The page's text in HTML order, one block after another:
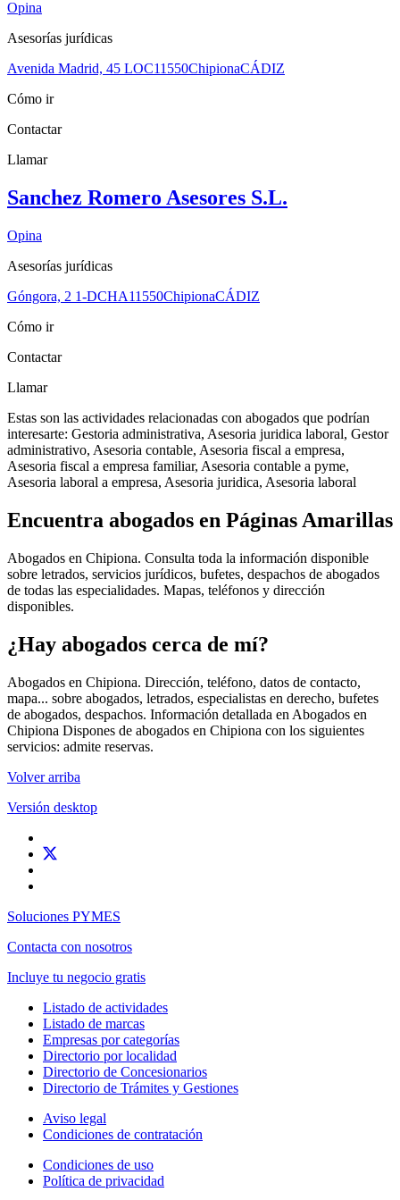
Opina
Asesorías jurídicas
Avenida Madrid, 45 LOC11550ChipionaCÁDIZ
Cómo ir
Contactar
Llamar
Sanchez Romero Asesores S.L.
Opina
Asesorías jurídicas
Góngora, 2 1-DCHA11550ChipionaCÁDIZ
Cómo ir
Contactar
Llamar
Estas son las actividades relacionadas con abogados que podrían
interesarte: Gestoria administrativa, Asesoria juridica laboral, Gestor
administrativo, Asesoria contable, Asesoria fiscal a empresa,
Asesoria fiscal a empresa familiar, Asesoria contable a pyme,
Asesoria laboral a empresa, Asesoria juridica, Asesoria laboral
Encuentra abogados en Páginas Amarillas
Abogados en Chipiona. Consulta toda la información disponible
sobre letrados, servicios jurídicos, bufetes, despachos de abogados
de todas las especialidades. Mapas, teléfonos y dirección
disponibles.
¿Hay abogados cerca de mí?
Abogados en Chipiona. Dirección, teléfono, datos de contacto,
mapa... sobre abogados, letrados, especialistas en derecho, bufetes
de abogados, despachos. Información detallada en Abogados en
Chipiona Dispones de abogados en Chipiona con los siguientes
servicios: admite reservas.
Volver arriba
Versión desktop
Soluciones PYMES
Contacta con nosotros
Incluye tu negocio gratis
Listado de actividades
Listado de marcas
Empresas por categorías
Directorio por localidad
Directorio de Concesionarios
Directorio de Trámites y Gestiones
Aviso legal
Condiciones de contratación
Condiciones de uso
Política de privacidad